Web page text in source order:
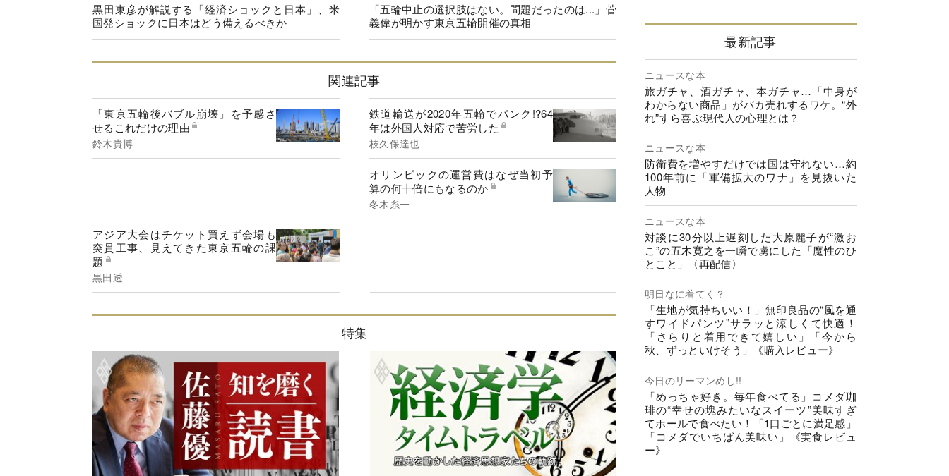
黒田東彦が解説する「経済ショックと日本」、米
国発ショックに日本はどう備えるべきか
「五輪中止の選択肢はない。問題だったのは...」菅
義偉が明かす東京五輪開催の真相
関連記事
「東京五輪後バブル崩壊」を予感さ
せるこれだけの理由
鈴木貴博
鉄道輸送が2020年五輪でパンク!?64
年は外国人対応で苦労した
枝久保達也
オリンピックの運営費はなぜ当初予
算の何十倍にもなるのか
冬木糸一
アジア大会はチケット買えず会場も
突貫工事、見えてきた東京五輪の課
題
黒田透
特集
最新記事
ニュースな本
旅ガチャ、酒ガチャ、本ガチャ…「中身が
わからない商品」がバカ売れするワケ。“外
れ”すら喜ぶ現代人の心理とは？
ニュースな本
防衛費を増やすだけでは国は守れない…約
100年前に「軍備拡大のワナ」を見抜いた
人物
ニュースな本
対談に30分以上遅刻した大原麗子が“激お
こ”の五木寛之を一瞬で虜にした「魔性のひ
とこと」〈再配信〉
明日なに着てく？
「生地が気持ちいい！」無印良品の“風を通
すワイドパンツ”サラッと涼しくて快適！
「さらりと着用できて嬉しい」「今から
秋、ずっといけそう」《購入レビュー》
今日のリーマンめし!!
「めっちゃ好き。毎年食べてる」コメダ珈
琲の“幸せの塊みたいなスイーツ”美味すぎ
てホールで食べたい！「1口ごとに満足感」
「コメダでいちばん美味い」《実食レビュ
ー》